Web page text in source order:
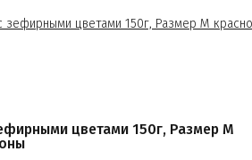
цветами 150г, Размер М